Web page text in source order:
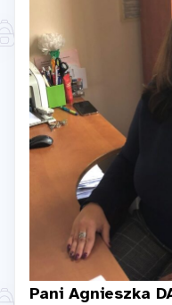
Pani Agnieszka